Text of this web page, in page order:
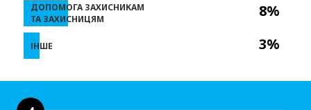
8%
3%
ДОПОМОГА ЗАХИСНИКАМ
ТА ЗАХИСНИЦЯМ
ІНШЕ